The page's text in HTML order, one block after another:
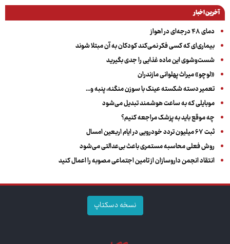
آخرین اخبار
دمای ۴۸ درجه‌ای در اهواز
بیماری‌ای که کسی فکر نمی‌کند کودکان به آن مبتلا شوند
شست‌وشوی این ماده غذایی را جدی بگیرید
«لوچو» میراث پهلوانی مازندران
تعمیر دسته شکسته عینک با سوزن منگنه، پنبه و...
موبایلی که به ساعت هوشمند تبدیل می‌شود
چه موقع باید به پزشک مراجعه کنیم؟
ثبت ۶۷ میلیون تردد خودرویی در ایام اربعین امسال
روش فعلی محاسبه مستمری باعث بی‌عدالتی می‌شود
انتقاد انجمن داروسازان از تامین اجتماعی مصوبه را اعمال کنید
نسخه دسکتاپ